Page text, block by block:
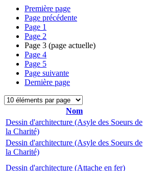
Première page
Page précédente
Page 1
Page 2
Page 3 (page actuelle)
Page 4
Page 5
Page suivante
Dernière page
Nom
Dessin d'architecture (Asyle des Soeurs de
la Charité)
Dessin d'architecture (Asyle des Soeurs de
la Charité)
Dessin d'architecture (Attache en fer)